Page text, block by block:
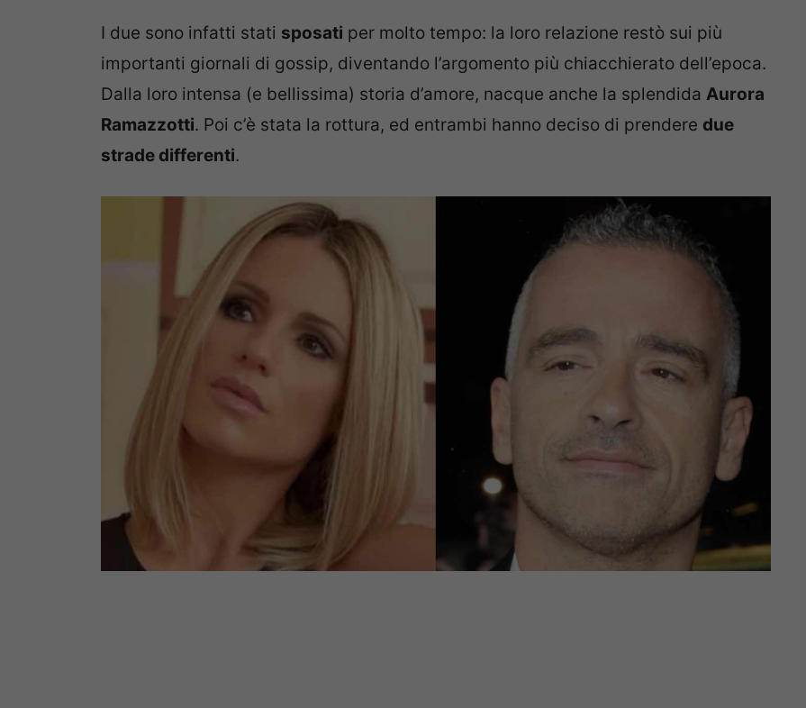
I due sono infatti stati sposati per molto tempo: la loro relazione restò sui più
importanti giornali di gossip, diventando l’argomento più chiacchierato dell’epoca.
Dalla loro intensa (e bellissima) storia d’amore, nacque anche la splendida Aurora
Ramazzotti. Poi c’è stata la rottura, ed entrambi hanno deciso di prendere due
strade differenti.